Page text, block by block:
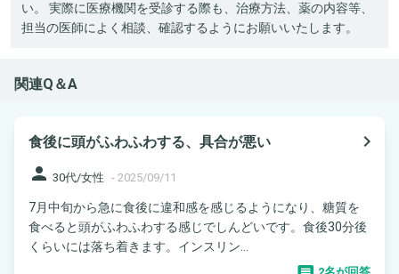
い。 実際に医療機関を受診する際も、治療方法、薬の内容等、
担当の医師によく相談、確認するようにお願いいたします。
関連Q＆A
食後に頭がふわふわする、具合が悪い
navigate_next
person 30代/女性 - 2025/09/11
7月中旬から急に食後に違和感を感じるようになり、糖質を
食べると頭がふわふわする感じでしんどいです。食後30分後
くらいには落ち着きます。インスリン...